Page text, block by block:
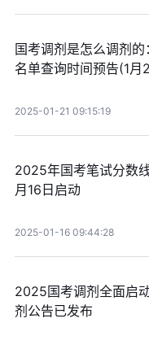
国考调剂是怎么调剂
名单查询时间预告(1月
2025-01-21 09:15:19
2025年国考笔试分数
月16日启动
2025-01-16 09:44:28
2025国考调剂全面启
剂公告已发布